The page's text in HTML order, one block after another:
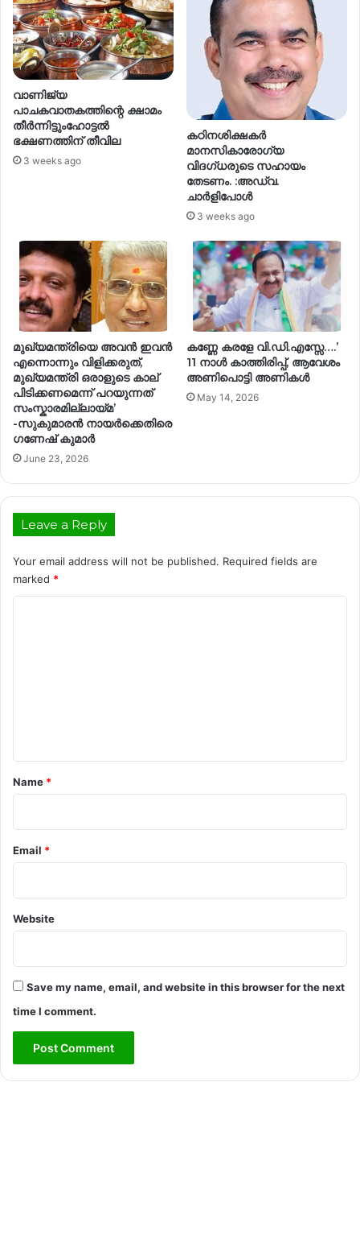
വാണിജ്യ
പാചകവാതകത്തിന്റെ ക്ഷാമം
തീര്‍ന്നിട്ടുംഹോട്ടല്‍
ഭക്ഷണത്തിന് തീവില
3 weeks ago
കഠിനശിക്ഷകർ
മാനസികാരോഗ്യ
വിദഗ്ധരുടെ സഹായം
തേടണം. :അഡ്വ.
ചാർളിപോൾ
3 weeks ago
മുഖ്യമന്ത്രിയെ അവൻ ഇവൻ
എന്നൊന്നും വിളിക്കരുത്,
മുഖ്യമന്ത്രി ഒരാളുടെ കാല്
പിടിക്കണമെന്ന് പറയുന്നത്
സംസ്കാരമില്ലായ്മ’
-സുകുമാരൻ നായർക്കെതിരെ
ഗണേഷ് കുമാർ
June 23, 2026
കണ്ണേ കരളേ വി.ഡി.എസ്സേ….’
11 നാൾ കാത്തിരിപ്പ്, ആവേശം
അണിപൊട്ടി അണികൾ
May 14, 2026
Leave a Reply
Your email address will not be published. Required fields are
marked *
*
Name *
Email *
Website
Save my name, email, and website in this browser for the next
time I comment.